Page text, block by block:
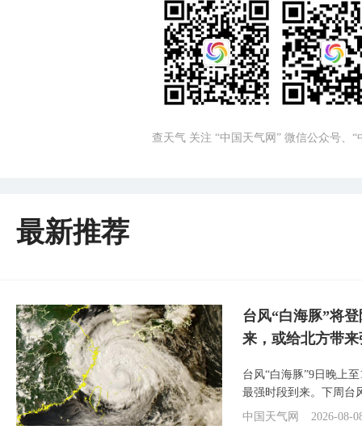
查天气 关注 “中国天气网” 微信公众号、
最新推荐
台风“白海豚”将
来，或给北方带
台风“白海豚”9日晚上
最强时段到来。下周台
中国天气网
2026-08-